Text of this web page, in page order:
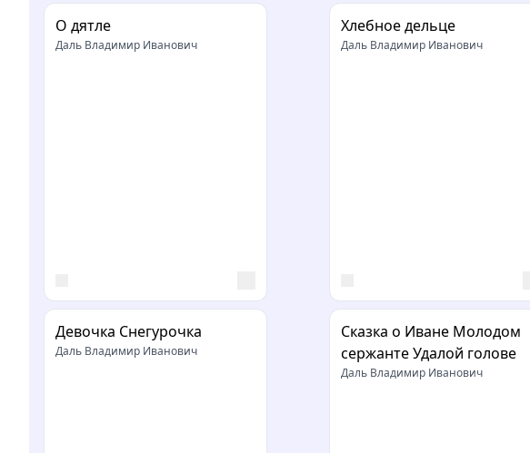
О дятле
Даль Владимир Иванович
Хлебное дельце
Даль Владимир Иванович
Девочка Снегурочка
Даль Владимир Иванович
Сказка о Иване Молодом
сержанте Удалой голове
Даль Владимир Иванович